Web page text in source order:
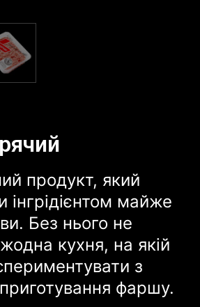
продукт, який
інгрідієнтом майже
Без нього не
кухня, на якій
з
фаршу.